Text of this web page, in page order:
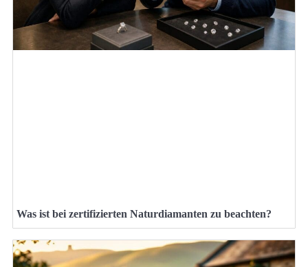
Was ist bei zertifizierten Naturdiamanten zu beachten?